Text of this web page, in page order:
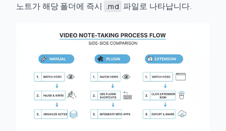
노트가 해당 폴더에 즉시 .md 파일로 나타납니다.